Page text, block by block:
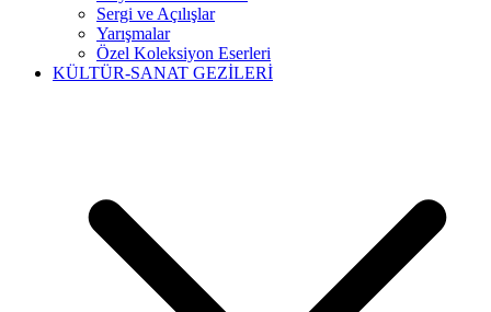
Sergi ve Açılışlar
Yarışmalar
Özel Koleksiyon Eserleri
KÜLTÜR-SANAT GEZİLERİ